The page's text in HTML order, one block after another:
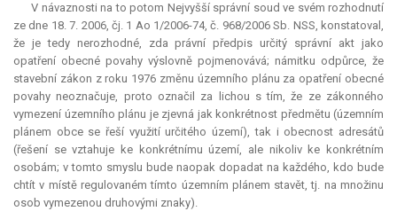
V návaznosti na to potom Nejvyšší správní soud ve svém rozhodnutí
ze dne 18. 7. 2006, čj. 1 Ao 1/2006-74, č. 968/2006 Sb. NSS, konstatoval,
že je tedy nerozhodné, zda právní předpis určitý správní akt jako
opatření obecné povahy výslovně pojmenovává; námitku odpůrce, že
stavební zákon z roku 1976 změnu územního plánu za opatření obecné
povahy neoznačuje, proto označil za lichou s tím, že ze zákonného
vymezení územního plánu je zjevná jak konkrétnost předmětu (územním
plánem obce se řeší využití určitého území), tak i obecnost adresátů
(řešení se vztahuje ke konkrétnímu území, ale nikoliv ke konkrétním
osobám; v tomto smyslu bude naopak dopadat na každého, kdo bude
chtít v místě regulovaném tímto územním plánem stavět, tj. na množinu
osob vymezenou druhovými znaky).